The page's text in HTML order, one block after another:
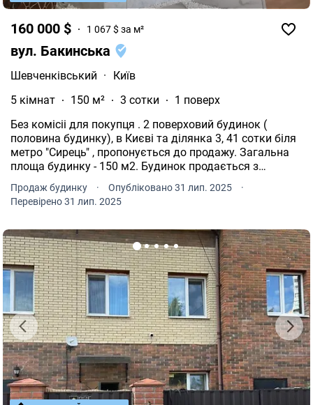
160 000 $ 1 067 $ за м²
вул. Бакинська
Шевченківський ·
Київ
5 кімнат
150 м² 3 сотки
1 поверх
Без комісіі для покупця . 2 поверховий будинок (
половина будинку), в Києві та ділянка 3, 41 сотки біля
метро "Сирець" , пропонується до продажу. Загальна
площа будинку - 150 м2. Будинок продається з
меблями та технікою. На першому поверсі - камінний
зал, кухня-студія та вбиральня. Санвузол - роздільний.
На другому поверсі - 2 спальні та санвузол. Біля
деревами 20 (ялинок та туй) та зоною "барбекю" . Біля
будинку - місце для паркування на 2 машини з
автоматичними воротами + гараж. Добре розвинена
інфраструктура. Хороший район, поруч супермаркети,
школа, садки, парк. До метро "Дорогожичі " - 10 хв
пішки. Поряд розташовані вулиці: Бакинська,
Полянська, Берлінського, Ольжича та провулок
Бакинський. Поруч розташовані житлові масиви:
Дорогожичи, Берковець, Нивки та Берестейська. Без
комісіі для покупця . Номер оголошення на сайті
компанії: SH-162-321-DR.
Продаж будинку · Опубліковано 31 лип. 2025
·
Перевірено 31 лип. 2025